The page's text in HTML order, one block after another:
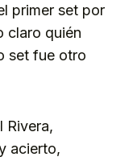
primer set por
claro quién
set fue otro
Rivera,
acierto,